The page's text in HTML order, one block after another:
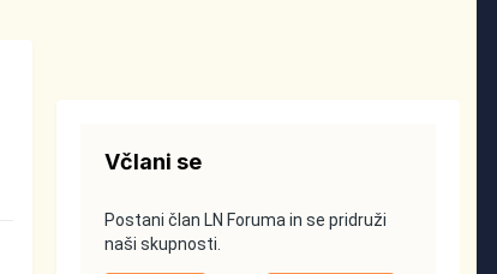
Včlani se
Postani član LN Foruma in se pridruži
naši skupnosti.